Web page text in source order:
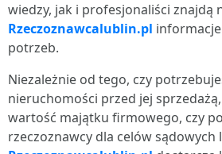
wiedzy, jak i profesjonaliści znajdą
Rzeczoznawcalublin.pl
potrzeb.
Niezależnie od tego, czy
nieruchomości przed jej
wartość majątku firmowego, czy
rzeczoznawcy dla celów